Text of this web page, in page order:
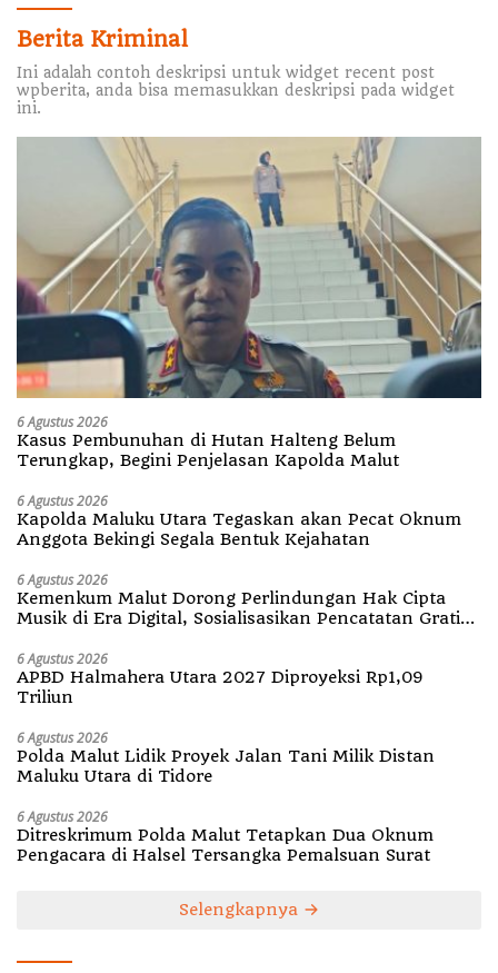
Berita Kriminal
Ini adalah contoh deskripsi untuk widget recent post
wpberita, anda bisa memasukkan deskripsi pada widget
ini.
6 Agustus 2026
Kasus Pembunuhan di Hutan Halteng Belum
Terungkap, Begini Penjelasan Kapolda Malut
6 Agustus 2026
Kapolda Maluku Utara Tegaskan akan Pecat Oknum
Anggota Bekingi Segala Bentuk Kejahatan
6 Agustus 2026
Kemenkum Malut Dorong Perlindungan Hak Cipta
Musik di Era Digital, Sosialisasikan Pencatatan Gratis
6 Agustus 2026
APBD Halmahera Utara 2027 Diproyeksi Rp1,09
Triliun
6 Agustus 2026
Polda Malut Lidik Proyek Jalan Tani Milik Distan
Maluku Utara di Tidore
6 Agustus 2026
Ditreskrimum Polda Malut Tetapkan Dua Oknum
Pengacara di Halsel Tersangka Pemalsuan Surat
Selengkapnya